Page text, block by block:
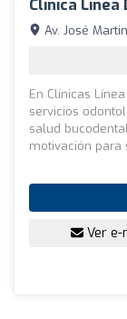
Clínica Línea
Av. José
En Clínicas
servicios
salud
motivación para
Ver e-